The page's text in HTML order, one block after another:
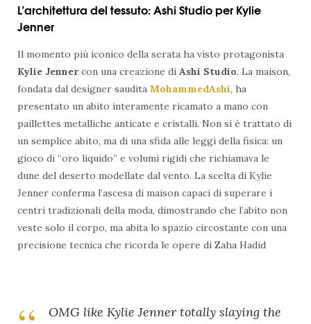
L’architettura del tessuto: Ashi Studio per Kylie
Jenner
Il momento più iconico della serata ha visto protagonista
Kylie Jennercon una creazione di Ashi Studio. La maison,
fondata dal designer saudita MohammedAshi, ha
presentato un abito interamente ricamato a mano con
paillettes metalliche anticate e cristalli. Non si è trattato di
un semplice abito, ma di una sfida alle leggi della fisica: un
gioco di “oro liquido” e volumi rigidi che richiamava le
dune del deserto modellate dal vento. La scelta di Kylie
Jenner conferma l’ascesa di maison capaci di superare i
centri tradizionali della moda, dimostrando che l’abito non
veste solo il corpo, ma abita lo spazio circostante con una
precisione tecnica che ricorda le opere di Zaha Hadid
OMG like Kylie Jenner totally slaying the